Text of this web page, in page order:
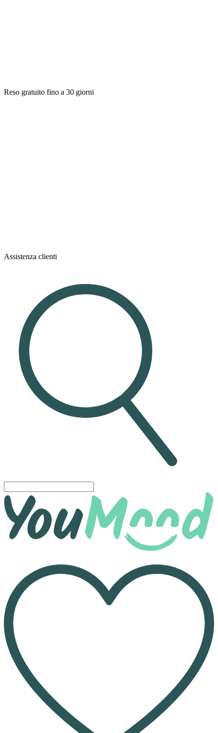
Reso gratuito fino a 30 giorni
Assistenza clienti